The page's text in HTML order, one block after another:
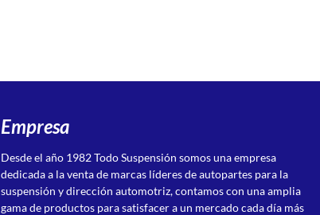
Empresa
Desde el año 1982 Todo Suspensión somos una empresa
dedicada a la venta de marcas líderes de autopartes para la
suspensión y dirección automotriz, contamos con una amplia
gama de productos para satisfacer a un mercado cada día más